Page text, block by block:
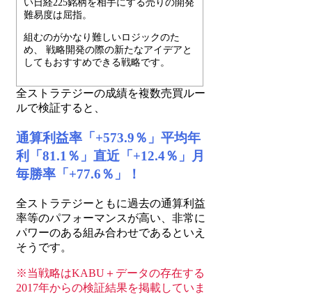
い日経225銘柄を相手にする売りの開発
難易度は屈指。
組むのがかなり難しいロジックのた
め、 戦略開発の際の新たなアイデアと
してもおすすめできる戦略です。
全ストラテジーの成績を複数売買ルー
ルで検証すると、
通算利益率「+573.9％」平均年
利「81.1％」直近「+12.4％」月
毎勝率「+77.6％」！
全ストラテジーともに過去の通算利益
率等のパフォーマンスが高い、非常に
パワーのある組み合わせであるといえ
そうです。
※当戦略はKABU＋データの存在する
2017年からの検証結果を掲載していま